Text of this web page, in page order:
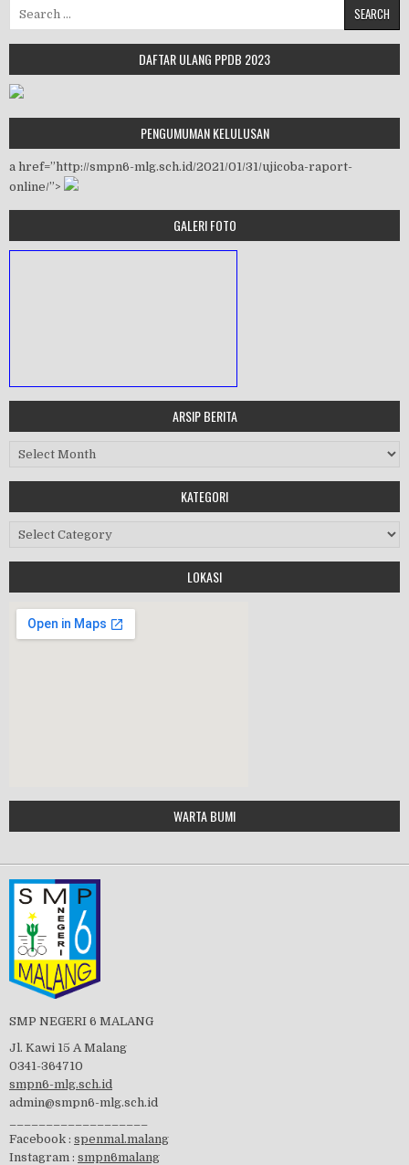
DAFTAR ULANG PPDB 2023
PENGUMUMAN KELULUSAN
a href=”http://smpn6-mlg.sch.id/2021/01/31/ujicoba-raport-
online/”>
GALERI FOTO
Workshop Perangkat 2019
HALAL BIHALAL
Tes Matrikulasi 2019
visitasi PPK 2019
ARSIP BERITA
Arsip Berita
KATEGORI
Kategori
LOKASI
Google Maps Generator by
embedgooglemap.net
WARTA BUMI
SMP NEGERI 6 MALANG
Jl. Kawi 15 A Malang
0341-364710
smpn6-mlg.sch.id
admin@smpn6-mlg.sch.id
Facebook : spenmal.malang
Instagram : smpn6malang